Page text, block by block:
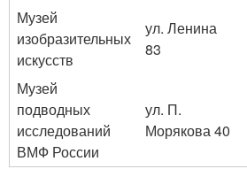
Музей
изобразительных
искусств
ул. Ленина
83
Музей
подводных
исследований
ВМФ России
ул. П.
Морякова 40